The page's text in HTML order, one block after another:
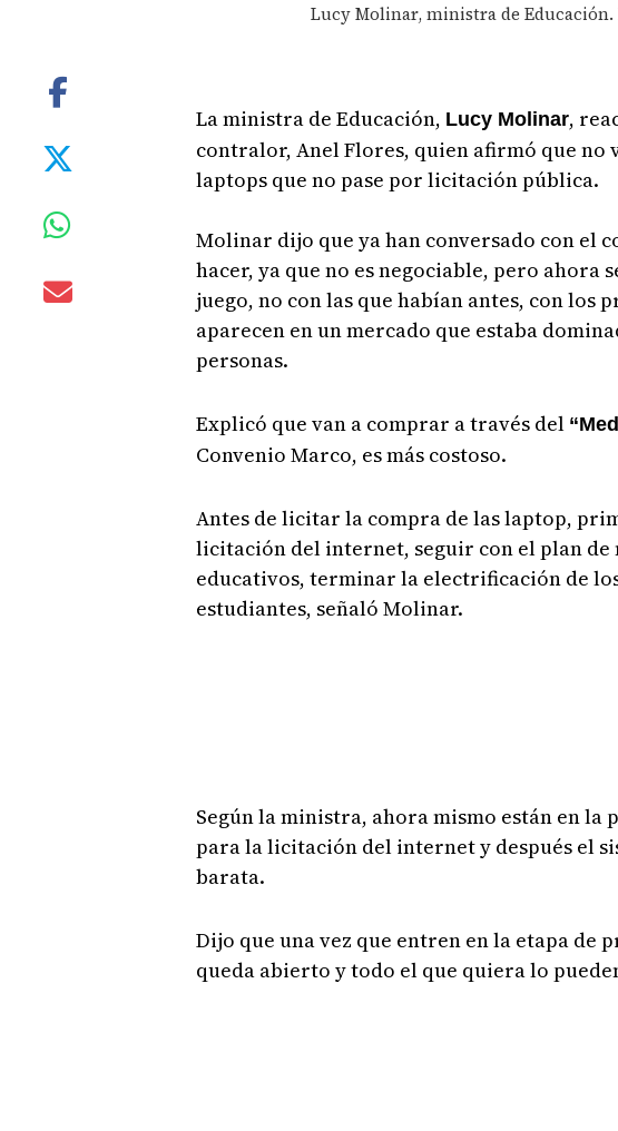
Lucy Molinar, ministra de Educación.
La ministra de Educación, Lucy Molinar,
contralor, Anel Flores, quien afirmó que no
laptops que no pase por licitación pública.
Molinar dijo que ya han conversado con el
hacer, ya que no es negociable, pero ahora
juego, no con las que habían antes, con los
aparecen en un mercado que estaba
personas.
Explicó que van a comprar a través del
Convenio Marco, es más costoso.
Antes de licitar la compra de las laptop,
licitación del internet, seguir con el plan de
educativos, terminar la electrificación de
estudiantes, señaló Molinar.
Según la ministra, ahora mismo están en la
para la licitación del internet y después el
barata.
Dijo que una vez que entren en la etapa de
queda abierto y todo el que quiera lo